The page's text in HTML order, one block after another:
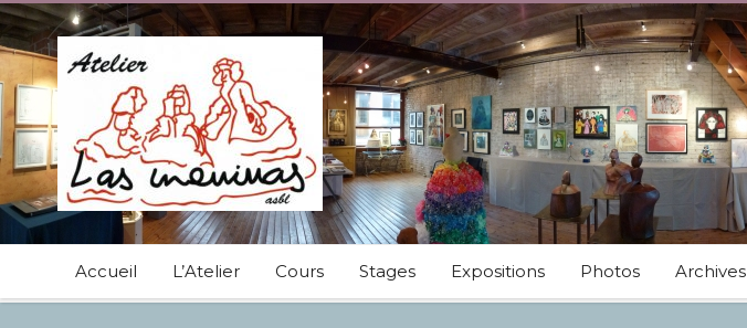
Accueil L’Atelier Cours Stages Expositions Photos Archives